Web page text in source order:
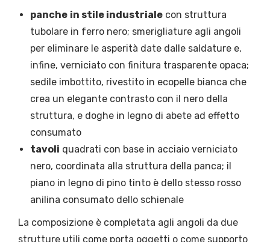
panche in stile industriale con struttura
tubolare in ferro nero; smerigliature agli angoli
per eliminare le asperità date dalle saldature e,
infine, verniciato con finitura trasparente opaca;
sedile imbottito, rivestito in ecopelle bianca che
crea un elegante contrasto con il nero della
struttura, e doghe in legno di abete ad effetto
consumato
tavoli quadrati con base in acciaio verniciato
nero, coordinata alla struttura della panca; il
piano in legno di pino tinto è dello stesso rosso
anilina consumato dello schienale
La composizione è completata agli angoli da due
strutture utili come porta oggetti o come supporto